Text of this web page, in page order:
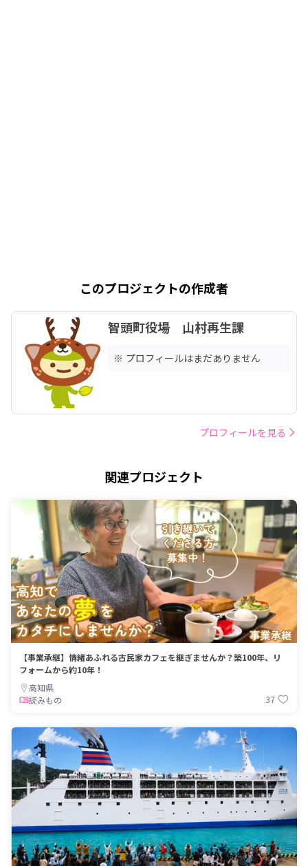
このプロジェクトの作成者
智頭町役場 山村再生課
※ プロフィールはまだありません
プロフィールを見る
関連プロジェクト
【事業承継】情緒あふれる古民家カフェを継ぎませんか？築100年、リ
フォームから約10年！
高知県
読みもの
37